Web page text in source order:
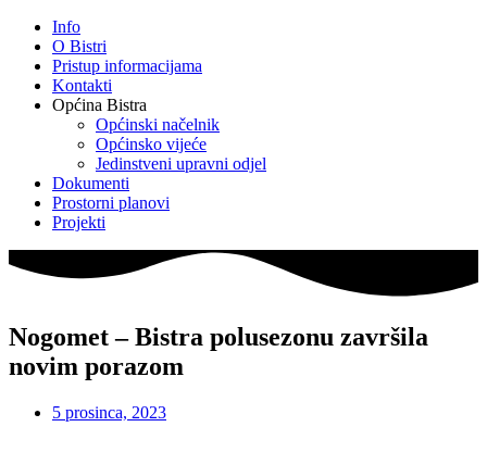
Info
O Bistri
Pristup informacijama
Kontakti
Općina Bistra
Općinski načelnik
Općinsko vijeće
Jedinstveni upravni odjel
Dokumenti
Prostorni planovi
Projekti
Nogomet – Bistra polusezonu završila
novim porazom
5 prosinca, 2023